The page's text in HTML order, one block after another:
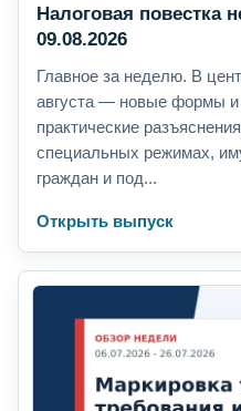
Налоговая повестка
09.08.2026
Главное за неделю. В
августа — новые формы и
практические
специальных режимах,
граждан и под...
Открыть выпуск